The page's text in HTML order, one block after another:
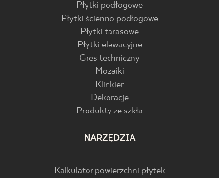
Płytki podłogowe
Płytki ścienno podłogowe
Płytki tarasowe
Płytki elewacyjne
Gres techniczny
Mozaiki
Klinkier
Dekoracje
Produkty ze szkła
NARZĘDZIA
Kalkulator powierzchni płytek